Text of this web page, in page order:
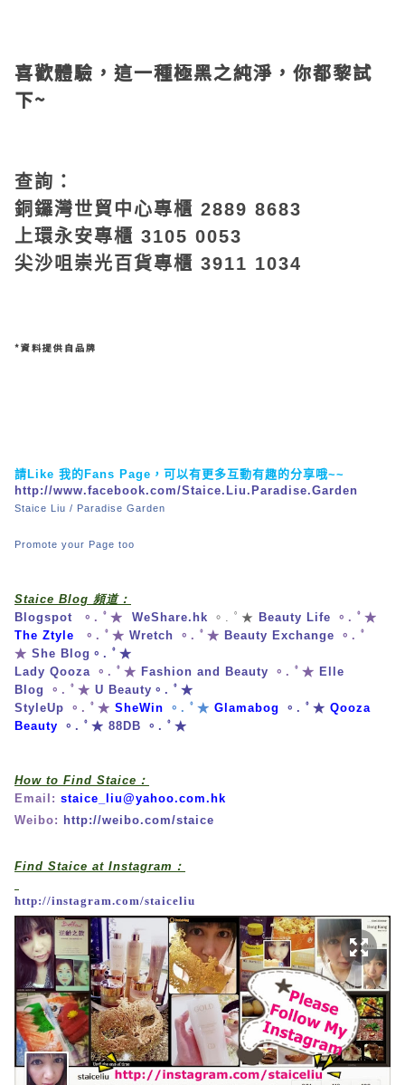
喜歡體驗，這一種極黑之純淨，你都黎試
下~
查詢：
銅鑼灣世貿中心專櫃 2889 8683
上環永安專櫃 3105 0053
尖沙咀崇光百貨專櫃 3911 1034
*資料提供自品牌
請 Like 我的 Fans Page ，可以有更多互動有趣的分享哦~~
http://www.facebook.com/Staice.Liu.Paradise.Garden
Staice Liu / Paradise Garden
Promote your Page too
Staice Blog 頻道：
Blogspot
。. ﾟ★ WeShare.hk 。. ﾟ★ Beauty Life
。. ﾟ★
The Ztyle
。. ﾟ★ Wretch 。. ﾟ★ Beauty Exchange
。. ﾟ
★ She Blog 。. ﾟ★
Lady Qooza 。. ﾟ★ Fashion and Beauty 。. ﾟ★ Elle
Blog
。. ﾟ★ U Beauty 。. ﾟ★
StyleUp
。. ﾟ★ SheWin 。. ﾟ★ Glamabog 。. ﾟ★ Qooza
Beauty
。. ﾟ★ 88DB 。. ﾟ★
How to Find Staice：
Email: staice_liu@yahoo.com.hk
Weibo: http://weibo.com/staice
Find Staice at Instagram：
http://instagram.com/staiceliu